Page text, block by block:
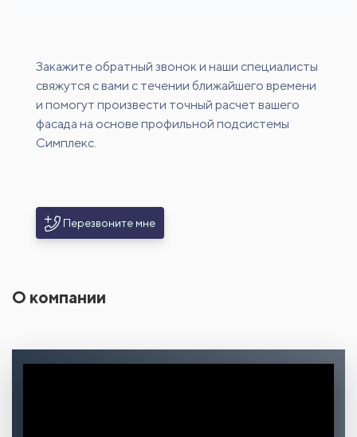
Закажите обратный звонок и наши специалисты
свяжутся с вами с течении ближайшего времени
и помогут произвести точный расчет вашего
фасада на основе профильной подсистемы
Симплекс.
Перезвоните мне
О компании